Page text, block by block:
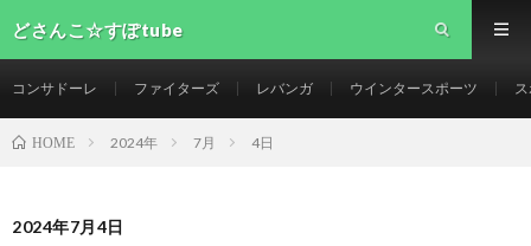
どさんこ☆すぽtube
コンサドーレ ファイターズ レバンガ ウインタースポーツ
HOME 2024年 7月 4日
2024年7月4日